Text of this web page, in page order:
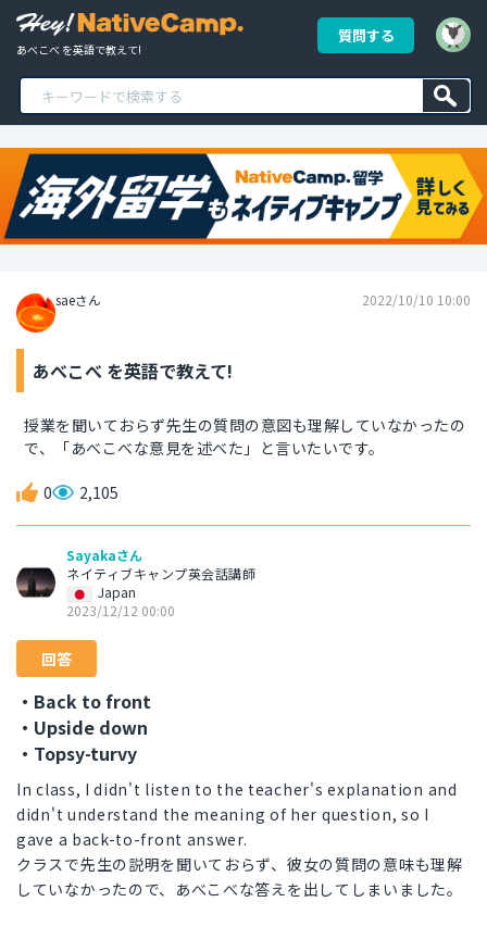
あべこべ を英語で教えて!
質問する
saeさん 2022/10/10 10:00
あべこべ を英語で教えて!
授業を聞いておらず先生の質問の意図も理解していなかったの
で、「あべこべな意見を述べた」と言いたいです。
0 2,105
Sayakaさん
ネイティブキャンプ英会話講師
Japan
2023/12/12 00:00
回答
・Back to front
・Upside down
・Topsy-turvy
In class, I didn't listen to the teacher's explanation and
didn't understand the meaning of her question, so I
gave a back-to-front answer.
クラスで先生の説明を聞いておらず、彼女の質問の意味も理解
していなかったので、あべこべな答えを出してしまいました。